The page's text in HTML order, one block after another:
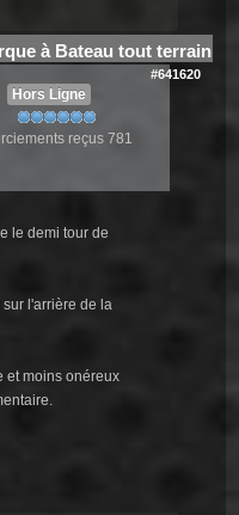
à Bateau tout terrain
#641620
Hors Ligne
reçus 781
le demi tour de
sur l'arrière de la
et moins onéreux